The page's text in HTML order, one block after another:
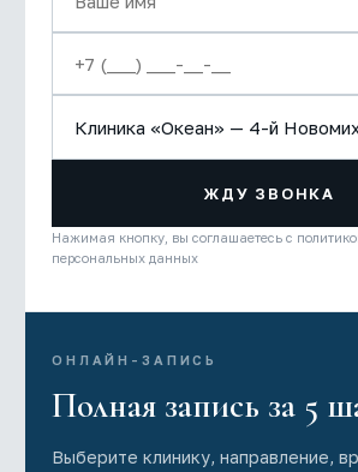
ЖДУ ЗВОНКА
Нажимая кнопку, вы соглашаетесь с
персональных данных
ОНЛАЙН-ЗАПИСЬ
Полная запись за 5
Выберите клинику, направление,